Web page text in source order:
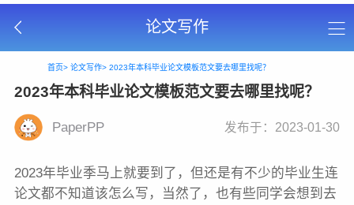
论文写作
首页> 论文写作> 2023年本科毕业论文模板范文要去哪里找呢？
2023年本科毕业论文模板范文要去哪里找呢？
PaperPP 发布于：2023-01-30
2023年毕业季马上就要到了，但还是有不少的毕业生连
论文都不知道该怎么写，当然了，也有些同学会想到去